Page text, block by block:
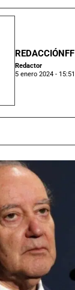
REDACCIÓNFF
Redactor
5 enero 2024 - 15:51